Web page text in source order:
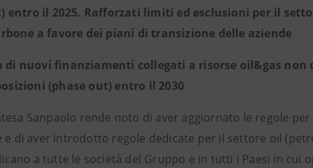
entro il 2025. Rafforzati limiti ed esclusioni per il
a favore dei piani di transizione delle aziende
di nuovi finanziamenti collegati a risorse oil&gas non
(phase out) entro il 2030
Sanpaolo rende noto di aver aggiornato le regole
di aver introdotto regole dedicate per il settore oil
a tutte le società del Gruppo e in tutti i Paesi in cui